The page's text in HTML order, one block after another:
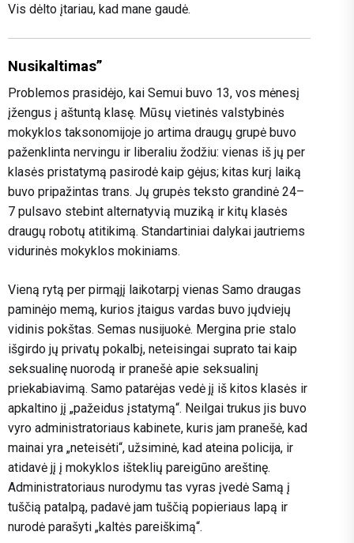
Vis dėlto įtariau, kad mane gaudė.
Nusikaltimas”
Problemos prasidėjo, kai Semui buvo 13, vos mėnesį
įžengus į aštuntą klasę. Mūsų vietinės valstybinės
mokyklos taksonomijoje jo artima draugų grupė buvo
paženklinta nervingu ir liberaliu žodžiu: vienas iš jų per
klasės pristatymą pasirodė kaip gėjus; kitas kurį laiką
buvo pripažintas trans. Jų grupės teksto grandinė 24–
7 pulsavo stebint alternatyvią muziką ir kitų klasės
draugų robotų atitikimą. Standartiniai dalykai jautriems
vidurinės mokyklos mokiniams.
Vieną rytą per pirmąjį laikotarpį vienas Samo draugas
paminėjo memą, kurios įtaigus vardas buvo jųdviejų
vidinis pokštas. Semas nusijuokė. Mergina prie stalo
išgirdo jų privatų pokalbį, neteisingai suprato tai kaip
seksualinę nuorodą ir pranešė apie seksualinį
priekabiavimą. Samo patarėjas vedė jį iš kitos klasės ir
apkaltino jį „pažeidus įstatymą“. Neilgai trukus jis buvo
vyro administratoriaus kabinete, kuris jam pranešė, kad
mainai yra „neteisėti“, užsiminė, kad ateina policija, ir
atidavė jį į mokyklos išteklių pareigūno areštinę.
Administratoriaus nurodymu tas vyras įvedė Samą į
tuščią patalpą, padavė jam tuščią popieriaus lapą ir
nurodė parašyti „kaltės pareiškimą“.